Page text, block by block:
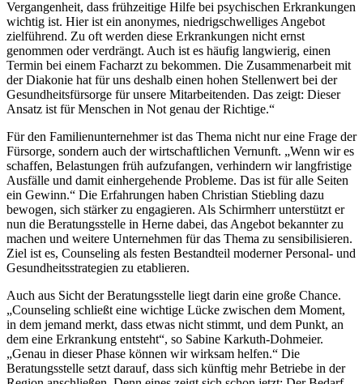
Vergangenheit, dass frühzeitige Hilfe bei psychischen Erkrankungen
wichtig ist. Hier ist ein anonymes, niedrigschwelliges Angebot
zielführend. Zu oft werden diese Erkrankungen nicht ernst
genommen oder verdrängt. Auch ist es häufig langwierig, einen
Termin bei einem Facharzt zu bekommen. Die Zusammenarbeit mit
der Diakonie hat für uns deshalb einen hohen Stellenwert bei der
Gesundheitsfürsorge für unsere Mitarbeitenden. Das zeigt: Dieser
Ansatz ist für Menschen in Not genau der Richtige.“
Für den Familienunternehmer ist das Thema nicht nur eine Frage der
Fürsorge, sondern auch der wirtschaftlichen Vernunft. „Wenn wir es
schaffen, Belastungen früh aufzufangen, verhindern wir langfristige
Ausfälle und damit einhergehende Probleme. Das ist für alle Seiten
ein Gewinn.“ Die Erfahrungen haben Christian Stiebling dazu
bewogen, sich stärker zu engagieren. Als Schirmherr unterstützt er
nun die Beratungsstelle in Herne dabei, das Angebot bekannter zu
machen und weitere Unternehmen für das Thema zu sensibilisieren.
Ziel ist es, Counseling als festen Bestandteil moderner Personal- und
Gesundheitsstrategien zu etablieren.
Auch aus Sicht der Beratungsstelle liegt darin eine große Chance.
„Counseling schließt eine wichtige Lücke zwischen dem Moment,
in dem jemand merkt, dass etwas nicht stimmt, und dem Punkt, an
dem eine Erkrankung entsteht“, so Sabine Karkuth-Dohmeier.
„Genau in dieser Phase können wir wirksam helfen.“ Die
Beratungsstelle setzt darauf, dass sich künftig mehr Betriebe in der